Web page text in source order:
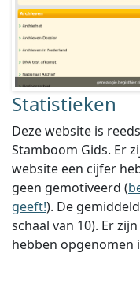
Statistieken
Deze website is reeds
Stamboom Gids. Er
website een cijfer
geen gemotiveerd (
geeft!). De
schaal van 10). Er zijn
hebben opgenomen